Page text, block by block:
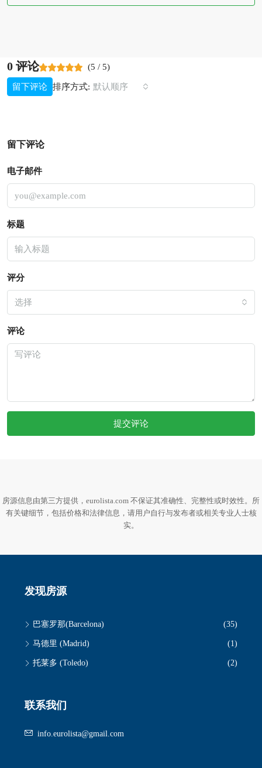
0 评论 (5 / 5)
排序方式: 默认顺序
留下评论
留下评论
电子邮件
标题
评分
选择
评论
提交评论
房源信息由第三方提供，eurolista.com 不保证其准确性、完整性或时效性。所
有关键细节，包括价格和法律信息，请用户自行与发布者或相关专业人士核
实。
发现房源
巴塞罗那(Barcelona) (35)
马德里 (Madrid) (1)
托莱多 (Toledo) (2)
联系我们
info.eurolista@gmail.com